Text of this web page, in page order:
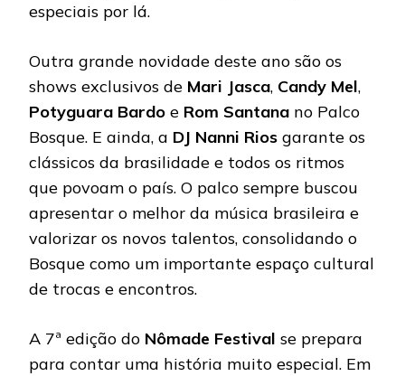
especiais por lá.
Outra grande novidade deste ano são os
shows exclusivos de Mari Jasca, Candy Mel,
Potyguara Bardo e Rom Santana no Palco
Bosque. E ainda, a DJ Nanni Rios garante os
clássicos da brasilidade e todos os ritmos
que povoam o país. O palco sempre buscou
apresentar o melhor da música brasileira e
valorizar os novos talentos, consolidando o
Bosque como um importante espaço cultural
de trocas e encontros.
A 7ª edição do Nômade Festival se prepara
para contar uma história muito especial. Em